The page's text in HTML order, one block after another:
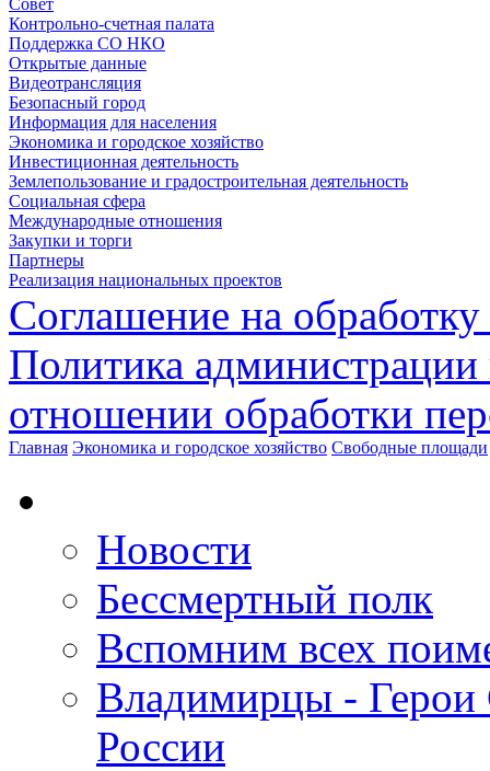
Совет
Контрольно-счетная палата
Поддержка СО НКО
Открытые данные
Видеотрансляция
Безопасный город
Информация для населения
Экономика и городское хозяйство
Инвестиционная деятельность
Землепользование и градостроительная деятельность
Социальная сфера
Международные отношения
Закупки и торги
Партнеры
Реализация национальных проектов
Соглашение на
Политика
отношении обработки
Главная Экономика и городское хозяйство Свободные площади
Новости
Бессмертный полк
Вспомним всех
Владимирцы - Герои
России